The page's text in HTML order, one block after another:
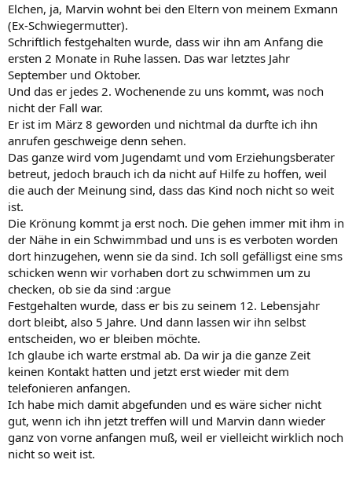
Elchen, ja, Marvin wohnt bei den Eltern von meinem Exmann
(Ex-Schwiegermutter).
Schriftlich festgehalten wurde, dass wir ihn am Anfang die
ersten 2 Monate in Ruhe lassen. Das war letztes Jahr
September und Oktober.
Und das er jedes 2. Wochenende zu uns kommt, was noch
nicht der Fall war.
Er ist im März 8 geworden und nichtmal da durfte ich ihn
anrufen geschweige denn sehen.
Das ganze wird vom Jugendamt und vom Erziehungsberater
betreut, jedoch brauch ich da nicht auf Hilfe zu hoffen, weil
die auch der Meinung sind, dass das Kind noch nicht so weit
ist.
Die Krönung kommt ja erst noch. Die gehen immer mit ihm in
der Nähe in ein Schwimmbad und uns is es verboten worden
dort hinzugehen, wenn sie da sind. Ich soll gefälligst eine sms
schicken wenn wir vorhaben dort zu schwimmen um zu
checken, ob sie da sind :argue
Festgehalten wurde, dass er bis zu seinem 12. Lebensjahr
dort bleibt, also 5 Jahre. Und dann lassen wir ihn selbst
entscheiden, wo er bleiben möchte.
Ich glaube ich warte erstmal ab. Da wir ja die ganze Zeit
keinen Kontakt hatten und jetzt erst wieder mit dem
telefonieren anfangen.
Ich habe mich damit abgefunden und es wäre sicher nicht
gut, wenn ich ihn jetzt treffen will und Marvin dann wieder
ganz von vorne anfangen muß, weil er vielleicht wirklich noch
nicht so weit ist.